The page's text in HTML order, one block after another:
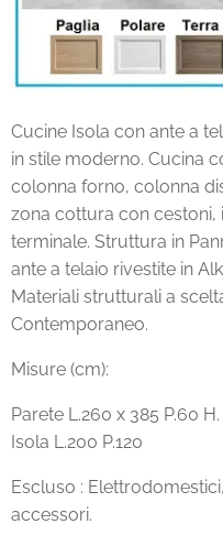
Cucine Isola con ante a
in stile moderno. Cucina
colonna forno, colonna
zona cottura con cestoni,
terminale. Struttura in
ante a telaio rivestite in
Materiali strutturali a
Contemporaneo.
Misure (cm):
Parete L.260 x 385 P.60 H.
Isola L.200 P.120
Escluso :
accessori.